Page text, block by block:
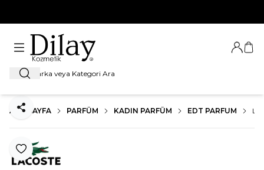
Ara
Giriş
ANA SAYFA PARFÜM KADIN PARFÜM EDT PARFUM
Favoriye Ekle
Paylaş